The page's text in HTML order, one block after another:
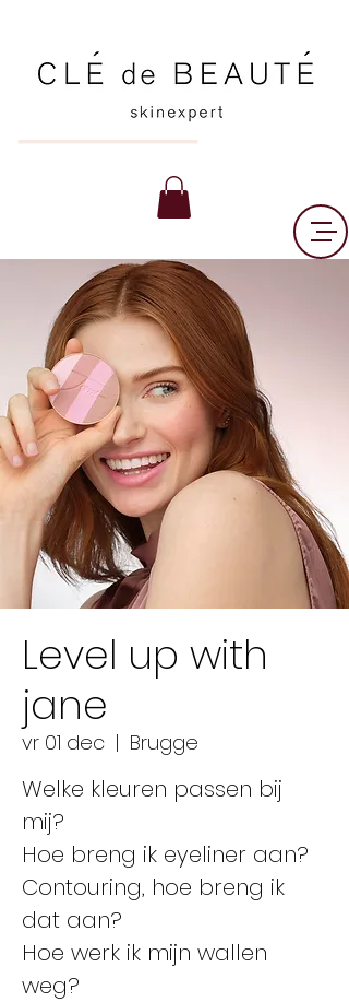
Level up with
jane
vr 01 dec
  |
Brugge
Welke kleuren passen bij
mij?
Hoe breng ik eyeliner aan?
Contouring, hoe breng ik
dat aan?
Hoe werk ik mijn wallen
weg?